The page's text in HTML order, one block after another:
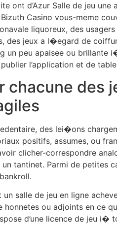
ont d’Azur Salle de jeu
Casino vous-meme
liquoreux, des
des jeux a l�egard de
un peu apaisee ou brillante
l’application et de
chacune des
des lei�ons
positifs, assumes, ou
clicher-correspondre
tantinet. Parmi de petites
un salle de jeu en ligne
ou adjoints en ce
d’une licence de jeu i�